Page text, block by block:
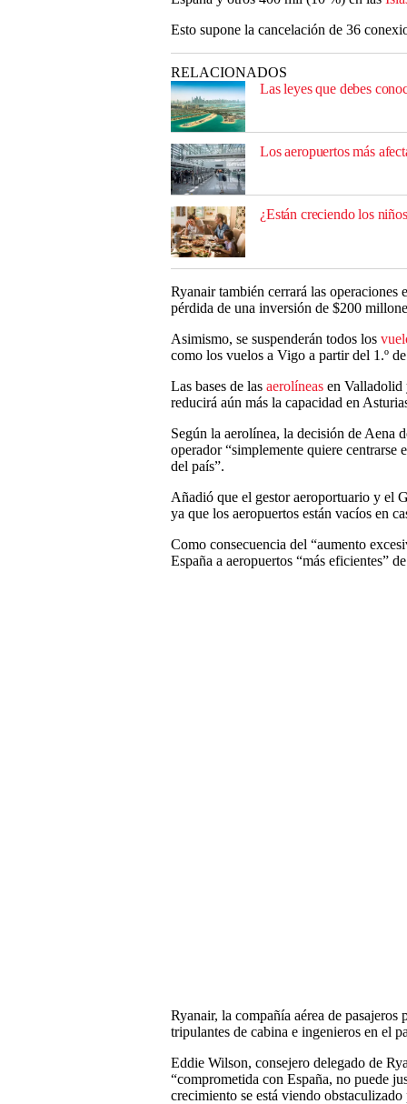
Esto supone la cancelación de 36
RELACIONADOS
Las leyes que debes
Los aeropuertos más
¿Están creciendo los
Ryanair también cerrará las operaciones
pérdida de una inversión de $200
Asimismo, se suspenderán todos los
como los vuelos a Vigo a partir del 1.º
Las bases de las aerolíneas en Valladolid
reducirá aún más la capacidad en
Según la aerolínea, la decisión de Aena
operador “simplemente quiere centrarse
del país”.
Añadió que el gestor aeroportuario y el
ya que los aeropuertos están vacíos en
Como consecuencia del “aumento
España a aeropuertos “más eficientes”
Ryanair, la compañía aérea de
tripulantes de cabina e ingenieros en el
Eddie Wilson, consejero delegado de
“comprometida con España, no puede
crecimiento se está viendo